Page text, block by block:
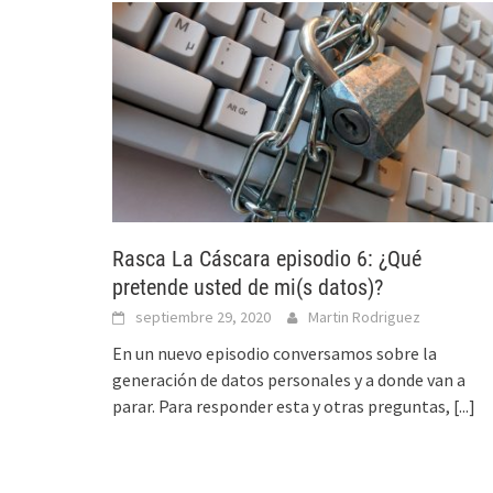
Rasca La Cáscara episodio 6: ¿Qué
pretende usted de mi(s datos)?
septiembre 29, 2020 Martin Rodriguez
En un nuevo episodio conversamos sobre la
generación de datos personales y a donde van a
parar. Para responder esta y otras preguntas, [...]